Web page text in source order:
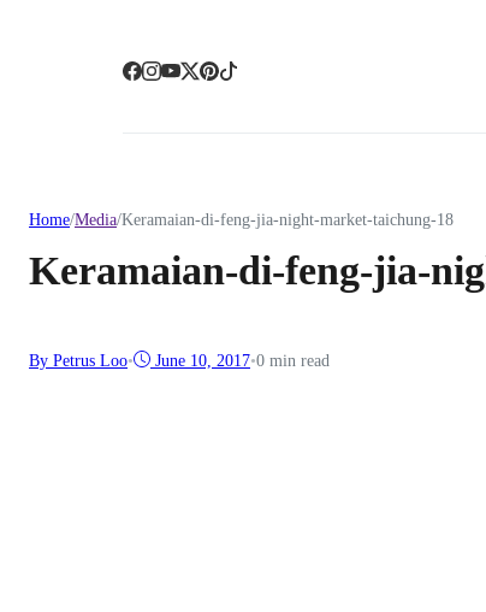
Home/Media/Keramaian-di-feng-jia-night-market-taichung-18
Keramaian-di-feng-jia-
By Petrus Loo• June 10, 2017•0 min read